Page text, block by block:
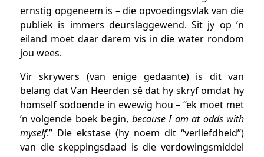
ernstig opgeneem is – die opvoedingsvlak van die
publiek is immers deurslaggewend. Sit jy op ’n
eiland moet daar darem vis in die water rondom
jou wees.
Vir skrywers (van enige gedaante) is dit van
belang dat Van Heerden sê dat hy skryf omdat hy
homself sodoende in ewewig hou – “ek moet met
’n volgende boek begin, because I am at odds with
myself.” Die ekstase (hy noem dit “verliefdheid”)
van die skeppingsdaad is die verdowingsmiddel